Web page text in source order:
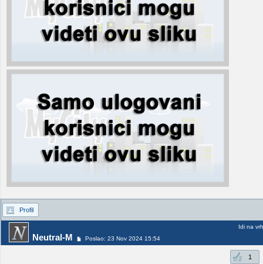
Profil
Neutral-M Poslao: 23 Nov 2024 15:54
Idi na vrh
1